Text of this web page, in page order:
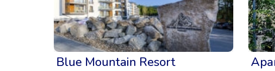
Blue Mountain Resort